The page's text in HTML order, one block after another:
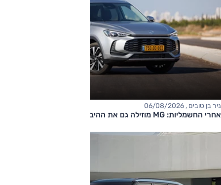
ניר בן טובים , 06/08/2026
אחרי החשמליות: MG מוזילה גם את ההיברידיות